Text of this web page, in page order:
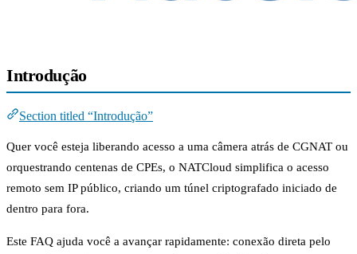
Introdução
Section titled “Introdução”
Quer você esteja liberando acesso a uma câmera atrás de CGNAT ou
orquestrando centenas de CPEs, o NATCloud simplifica o acesso
remoto sem IP público, criando um túnel criptografado iniciado de
dentro para fora.
Este FAQ ajuda você a avançar rapidamente: conexão direta pelo